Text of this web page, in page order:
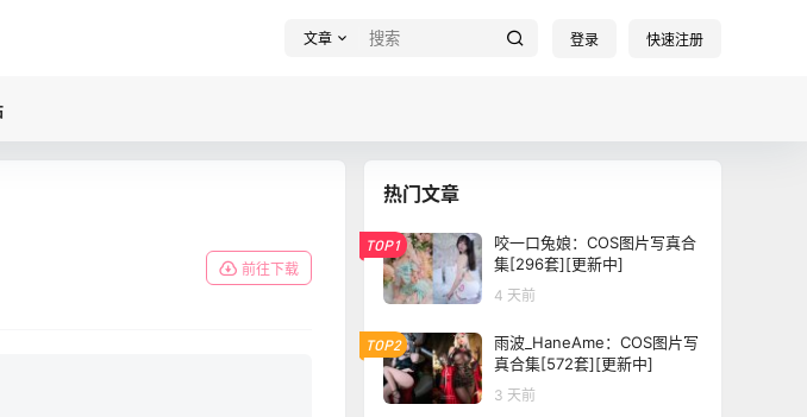
文章 登录 快速注册
前往下载
热门文章
TOP1
咬一口兔娘：COS图片写真合
集[296套][更新中]
4 天前
TOP2
雨波_HaneAme：COS图片写
真合集[572套][更新中]
3 天前